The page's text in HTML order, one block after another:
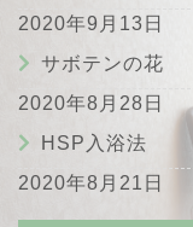
2020年9月13日
サボテンの花
2020年8月28日
HSP入浴法
2020年8月21日